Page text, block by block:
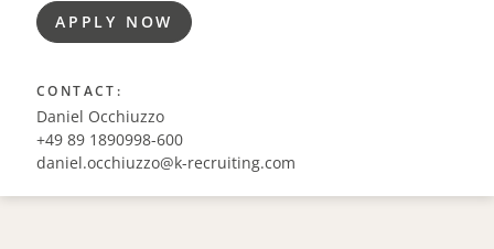
APPLY NOW
CONTACT:
Daniel Occhiuzzo
+49 89 1890998-600
daniel.occhiuzzo@k-recruiting.com